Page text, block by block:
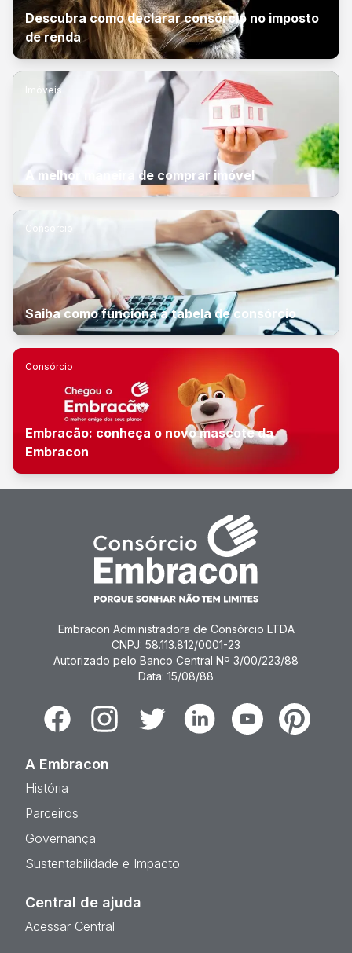
Descubra como declarar consórcio no imposto
de renda
Imóveis
A melhor maneira de comprar imóvel
Consórcio
Saiba como funciona a tabela de consórcio
Consórcio
Embracão: conheça o novo mascote da
Embracon
Embracon Administradora de Consórcio LTDA
CNPJ: 58.113.812/0001-23
Autorizado pelo Banco Central Nº 3/00/223/88
Data: 15/08/88
FacebookInstagramTwitter LinkedinYoutubePinterest
A Embracon
História
Parceiros
Governança
Sustentabilidade e Impacto
Central de ajuda
Acessar Central